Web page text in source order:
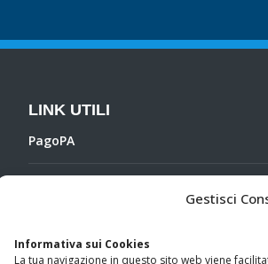
Gestisci
Informativa sui Cookies
La tua navigazione in questo sito web viene
LINK UTILI
PagoPA